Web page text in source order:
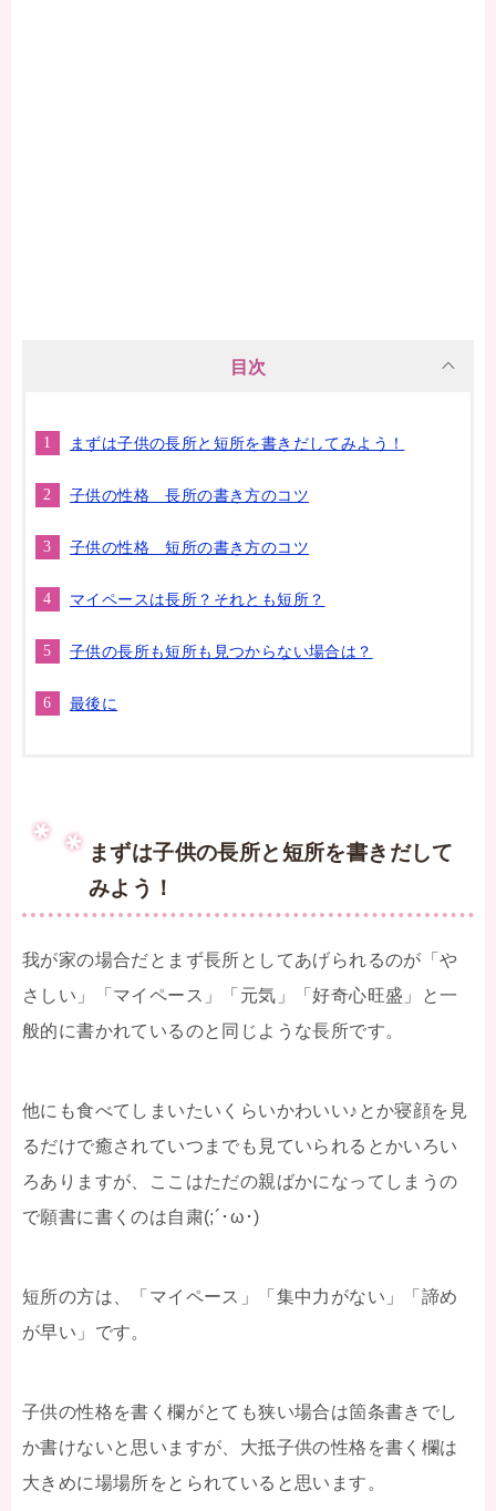
目次
まずは子供の長所と短所を書きだしてみよう！
子供の性格 長所の書き方のコツ
子供の性格 短所の書き方のコツ
マイペースは長所？それとも短所？
子供の長所も短所も見つからない場合は？
最後に
まずは子供の長所と短所を書きだして
みよう！
我が家の場合だとまず長所としてあげられるのが「や
さしい」「マイペース」「元気」「好奇心旺盛」と一
般的に書かれているのと同じような長所です。
他にも食べてしまいたいくらいかわいい♪とか寝顔を見
るだけで癒されていつまでも見ていられるとかいろい
ろありますが、ここはただの親ばかになってしまうの
で願書に書くのは自粛(;´･ω･)
短所の方は、「マイペース」「集中力がない」「諦め
が早い」です。
子供の性格を書く欄がとても狭い場合は箇条書きでし
か書けないと思いますが、大抵子供の性格を書く欄は
大きめに場場所をとられていると思います。